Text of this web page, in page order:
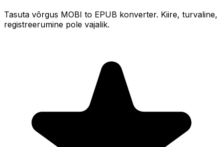
Tasuta võrgus MOBI to EPUB konverter. Kiire, turvaline,
registreerumine pole vajalik.